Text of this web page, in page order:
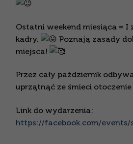
Ostatni weekend miesiąca = I
kadry.
Poznają zasady
miejsca!
Przez cały październik
uprzątnąć ze śmieci
Link do wydarzenia:
https://facebook.com/